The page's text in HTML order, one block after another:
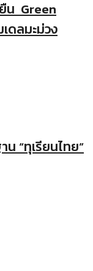
น Green
ดลมะม่วง
น “ทุเรียนไทย”